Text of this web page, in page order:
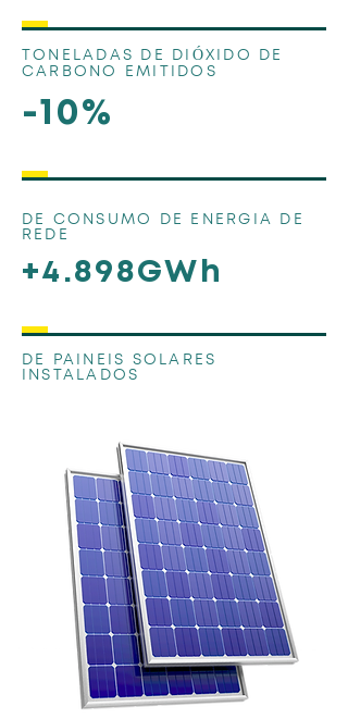
TONELADAS DE DIÓXIDO DE
CARBONO EMITIDOS
-10%
DE CONSUMO DE ENERGIA DE
REDE
+4.898GWh
DE PAINEIS SOLARES
INSTALADOS